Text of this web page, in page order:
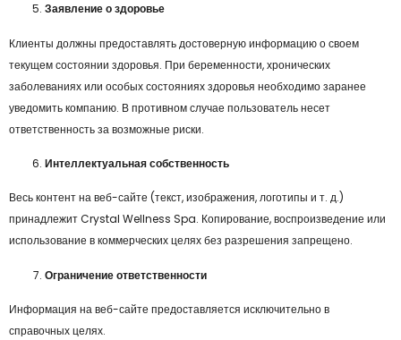
Заявление о здоровье
Клиенты должны предоставлять достоверную информацию о своем
текущем состоянии здоровья. При беременности, хронических
заболеваниях или особых состояниях здоровья необходимо заранее
уведомить компанию. В противном случае пользователь несет
ответственность за возможные риски.
Интеллектуальная собственность
Весь контент на веб-сайте (текст, изображения, логотипы и т. д.)
принадлежит Crystal Wellness Spa. Копирование, воспроизведение или
использование в коммерческих целях без разрешения запрещено.
Ограничение ответственности
Информация на веб-сайте предоставляется исключительно в
справочных целях.